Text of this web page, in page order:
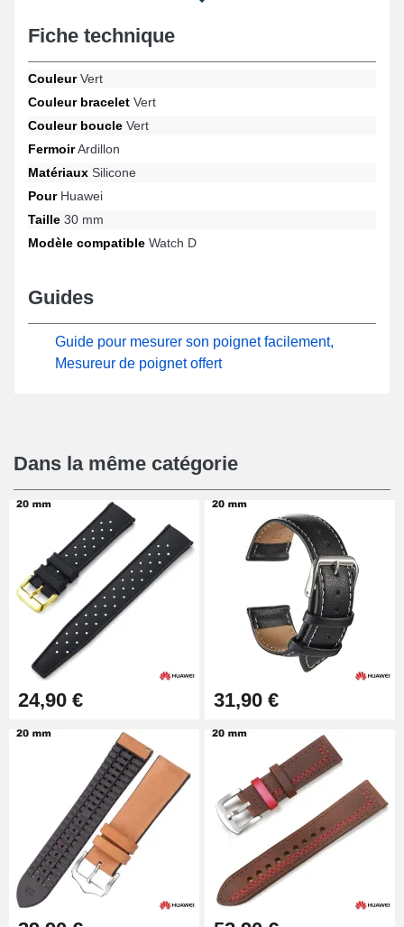
circonstances. En utilisant la proportion de 30 mm parfaitement
d'une esthétique élégante le rendant parfaitement adapté à votre
composant cassé ou défectueux et perfectionner la performance
de votre montre. La teinte verte sophistiquée de ce bracelet de
connecté. Équipé d'une fermeture ardillon solide, ce modèle
propose une utilisation confortable et s'adapte sur les références
Watch D de la marque Huawei. Grâce à sa connexion
référence Watch D de la marque.
Fiche technique
CouleurVert
Couleur bracelet Vert
Couleur boucle Vert
FermoirArdillon
Matériaux Silicone
PourHuawei
Taille 30 mm
Modèle compatible Watch D
Guides
Guide pour mesurer son poignet facilement,
Mesureur de poignet offert
Dans la même catégorie
24,90 € 31,90 €